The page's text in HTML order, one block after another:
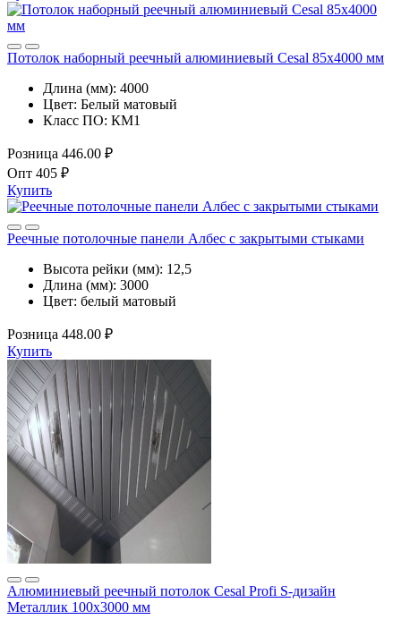
Потолок наборный реечный алюминиевый Cesal 85х4000 мм
Длина (мм): 4000
Цвет: Белый матовый
Класс ПО: КМ1
Розница 446.00 ₽
Опт 405 ₽
Купить
Реечные потолочные панели Албес с закрытыми стыками
Высота рейки (мм): 12,5
Длина (мм): 3000
Цвет: белый матовый
Розница 448.00 ₽
Купить
Алюминиевый реечный потолок Cesal Profi S-дизайн
Металлик 100x3000 мм